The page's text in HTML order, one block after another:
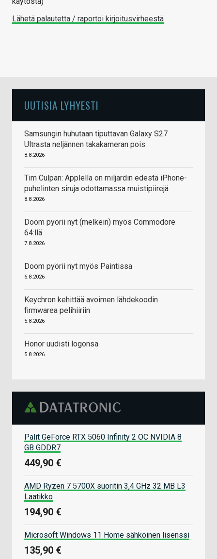
Lähetä palautetta / raportoi kirjoitusvirheestä
UUTISIA LYHYESTI
Samsungin huhutaan tiputtavan Galaxy S27
Ultrasta neljännen takakameran pois
8.8.2026
Tim Culpan: Applella on miljardin edestä iPhone-
puhelinten siruja odottamassa muistipiirejä
8.8.2026
Doom pyörii nyt (melkein) myös Commodore
64:llä
7.8.2026
Doom pyörii nyt myös Paintissa
6.8.2026
Keychron kehittää avoimen lähdekoodin
firmwarea pelihiiriin
5.8.2026
Honor uudisti logonsa
5.8.2026
Palit GeForce RTX 5060 Infinity 2 OC NVIDIA 8
GB GDDR7
449,90 €
AMD Ryzen 7 5700X suoritin 3,4 GHz 32 MB L3
Laatikko
194,90 €
Microsoft Windows 11 Home sähköinen lisenssi
135,90 €